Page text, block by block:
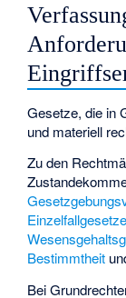
Gesetze, die in
und materiell
Zu den
Bestimmtheit
Bei